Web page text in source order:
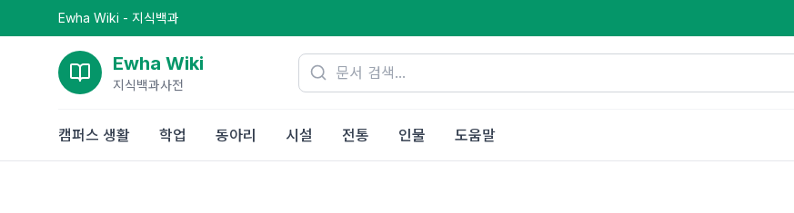
Ewha Wiki - 지식백과
Ewha Wiki
지식백과사전
캠퍼스 생활 학업 동아리 시설 전통 인물 도움말